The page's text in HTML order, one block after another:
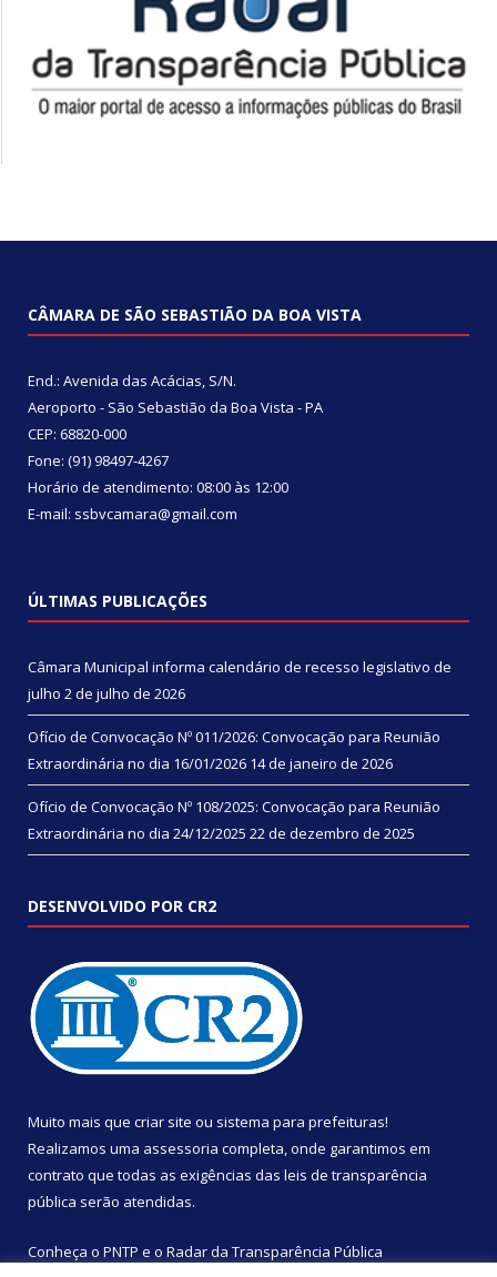
CÂMARA DE SÃO SEBASTIÃO DA BOA VISTA
End.: Avenida das Acácias, S/N.
Aeroporto - São Sebastião da Boa Vista - PA
CEP: 68820-000
Fone: (91) 98497-4267
Horário de atendimento: 08:00 às 12:00
E-mail: ssbvcamara@gmail.com
ÚLTIMAS PUBLICAÇÕES
Câmara Municipal informa calendário de recesso legislativo de
julho 2 de julho de 2026
Ofício de Convocação Nº 011/2026: Convocação para Reunião
Extraordinária no dia 16/01/2026 14 de janeiro de 2026
Ofício de Convocação Nº 108/2025: Convocação para Reunião
Extraordinária no dia 24/12/2025 22 de dezembro de 2025
DESENVOLVIDO POR CR2
Muito mais que criar site ou sistema para prefeituras!
Realizamos uma assessoria completa, onde garantimos em
contrato que todas as exigências das leis de transparência
pública serão atendidas.
Conheça o PNTP e o Radar da Transparência Pública